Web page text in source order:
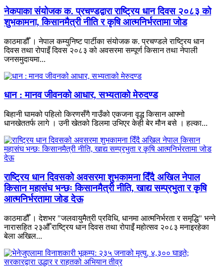
नेकपाका संयोजक क. प्रचण्डद्वारा राष्ट्रिय धान दिवस २०८३ को
शुभकामना, किसानमैत्री नीति र कृषि आत्मनिर्भरतामा जोड
काठमाडौँ । नेपाल कम्युनिष्ट पार्टीका संयोजक क. प्रचण्डले राष्ट्रिय धान
दिवस तथा रोपाइँ दिवस २०८३ को अवसरमा सम्पूर्ण किसान तथा नेपाली
जनसमुदायमा...
धान : मानव जीवनको आधार, सभ्यताको मेरुदण्ड
बिहानी घामको पहिलो किरणसँगै गाउँको एकजना वृद्ध किसान आफ्नो
धानखेततर्फ लागे । उनी खेतको डिलमा उभिएर केही बेर मौन बसे । हल्का...
राष्ट्रिय धान दिवसको अवसरमा शुभकामना दिँदै अखिल नेपाल
किसान महासंघ भन्छः किसानमैत्री नीति, खाद्य सम्प्रभुता र कृषि
आत्मनिर्भरतामा जोड देऊ
काठमाडौँ । देशभर "जलवायुमैत्री प्रविधि, धानमा आत्मनिर्भरता र समृद्धि" भन्ने
नारासहित २३औँ राष्ट्रिय धान दिवस तथा रोपाइँ महोत्सव २०८३ मनाइरहेका
बेला अखिल...